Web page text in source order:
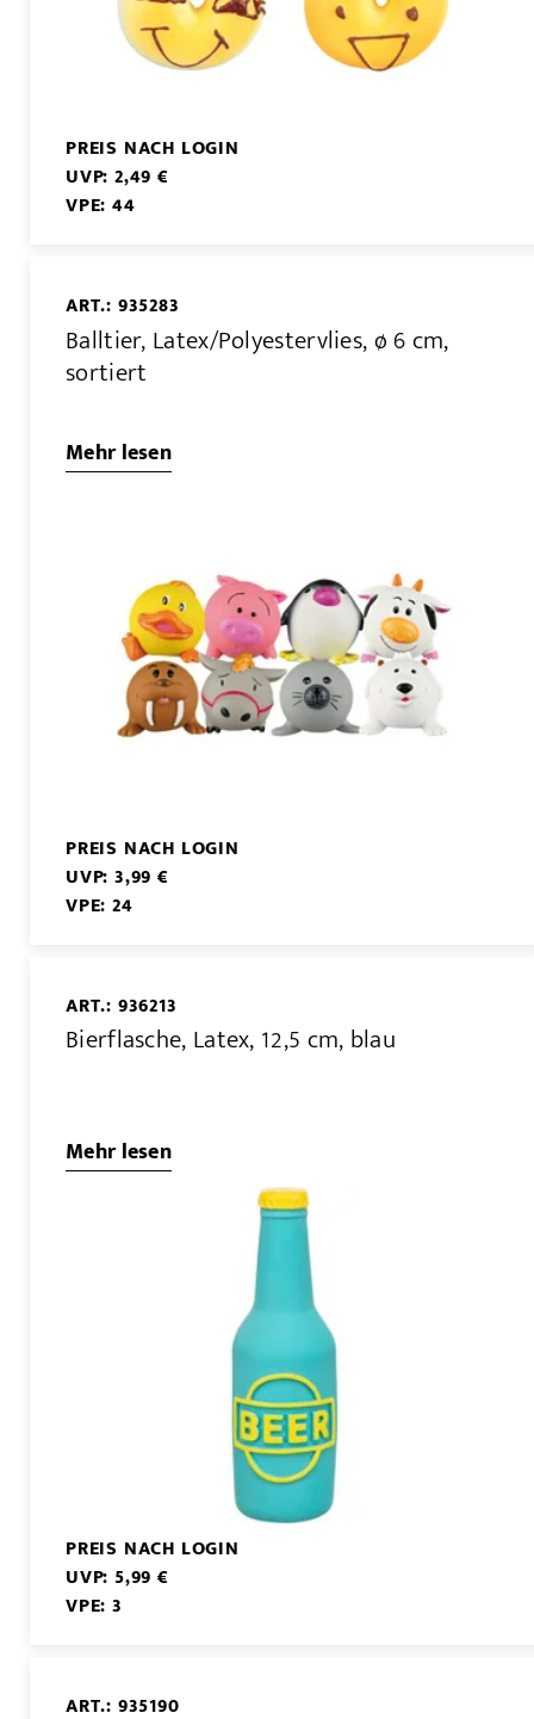
PREIS NACH LOGIN
UVP: 2,49 €
VPE: 44
ART.: 935283
Balltier, Latex/Polyestervlies, ø 6 cm,
sortiert
Mehr lesen
PREIS NACH LOGIN
UVP: 3,99 €
VPE: 24
ART.: 936213
Bierflasche, Latex, 12,5 cm, blau
Mehr lesen
PREIS NACH LOGIN
UVP: 5,99 €
VPE: 3
ART.: 935190